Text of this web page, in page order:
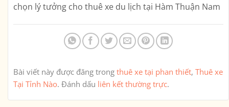
chọn lý tưởng cho thuê xe du lịch tại Hàm Thuận Nam
Bài viết này được đăng trong thuê xe tại phan thiết, Thuê xe
Tại Tỉnh Nào. Đánh dấu liên kết thường trực.